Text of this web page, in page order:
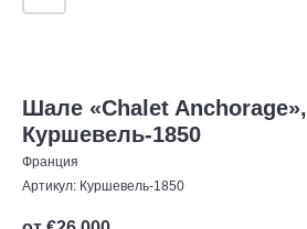
Шале «Chalet Anchorage»,
Куршевель-1850
Франция
Артикул: Куршевель-1850